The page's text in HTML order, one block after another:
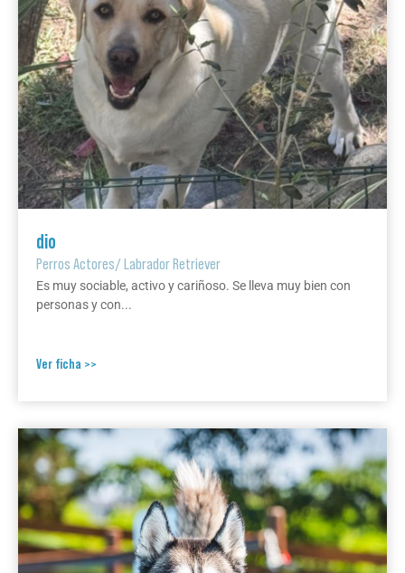
dio
Perros Actores/Labrador Retriever
Es muy sociable, activo y cariñoso. Se lleva muy bien con
personas y con...
Ver ficha >>